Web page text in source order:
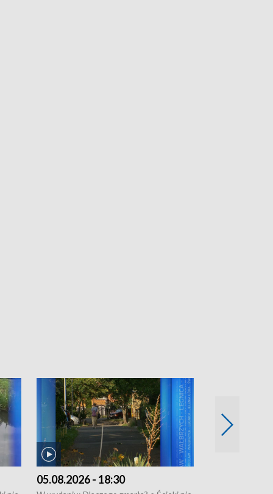
05.08.2026 - 18:30